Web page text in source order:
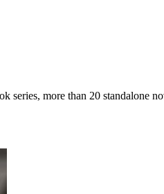
more than 20 standalone